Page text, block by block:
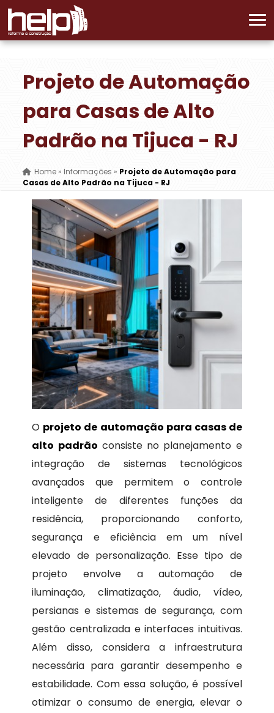
Projeto de Automação
para Casas de Alto
Padrão na Tijuca - RJ
Home »Informações » Projeto de Automação para
Casas de Alto Padrão na Tijuca - RJ
O projeto de automação para casas de
alto padrão consiste no planejamento e
integração de sistemas tecnológicos
avançados que permitem o controle
inteligente de diferentes funções da
residência, proporcionando conforto,
segurança e eficiência em um nível
elevado de personalização. Esse tipo de
projeto envolve a automação de
iluminação, climatização, áudio, vídeo,
persianas e sistemas de segurança, com
gestão centralizada e interfaces intuitivas.
Além disso, considera a infraestrutura
necessária para garantir desempenho e
estabilidade. Com essa solução, é possível
otimizar o consumo de energia, elevar o